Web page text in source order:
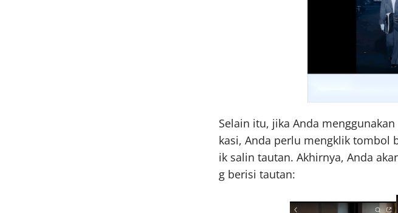
Selain itu, jika Anda
kasi, Anda perlu mengklik tombol
ik salin tautan. Akhirnya, Anda
g berisi tautan: